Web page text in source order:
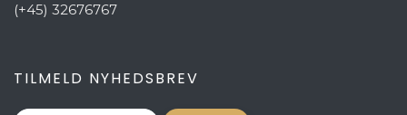
(+45) 32676767
TILMELD NYHEDSBREV